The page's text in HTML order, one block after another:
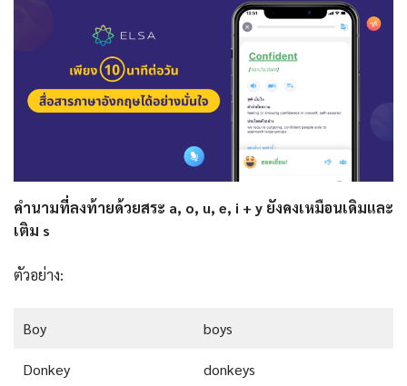
คำนามที่ลงท้ายด้วยสระ a, o, u, e, i + y ยังคงเหมือนเดิมและ
เติม s
ตัวอย่าง:
Boy boys
Donkey donkeys